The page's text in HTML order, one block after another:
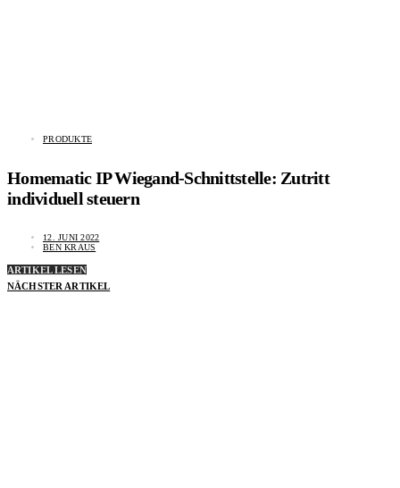
PRODUKTE
Homematic IP Wiegand-Schnittstelle: Zutritt
individuell steuern
12. JUNI 2022
BEN KRAUS
ARTIKEL LESEN
NÄCHSTER ARTIKEL